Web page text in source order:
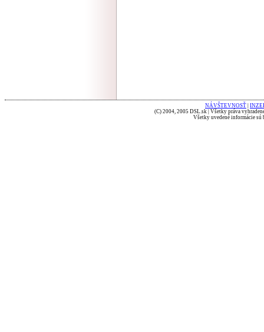
NÁVŠTEVNOSŤ
(C) 2004, 2005 DSL.sk | Všetky práva
Všetky uvedené informácie sú